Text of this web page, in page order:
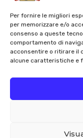
Per fornire le migliori
per memorizzare e/o
consenso a queste
comportamento di
acconsentire o ritirare il
alcune caratteristiche e
CopyrightAZ Agri.
Contacts
Powered by